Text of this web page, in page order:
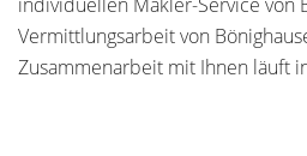
Vermittlungsarbeit von
Zusammenarbeit mit Ihnen läuft